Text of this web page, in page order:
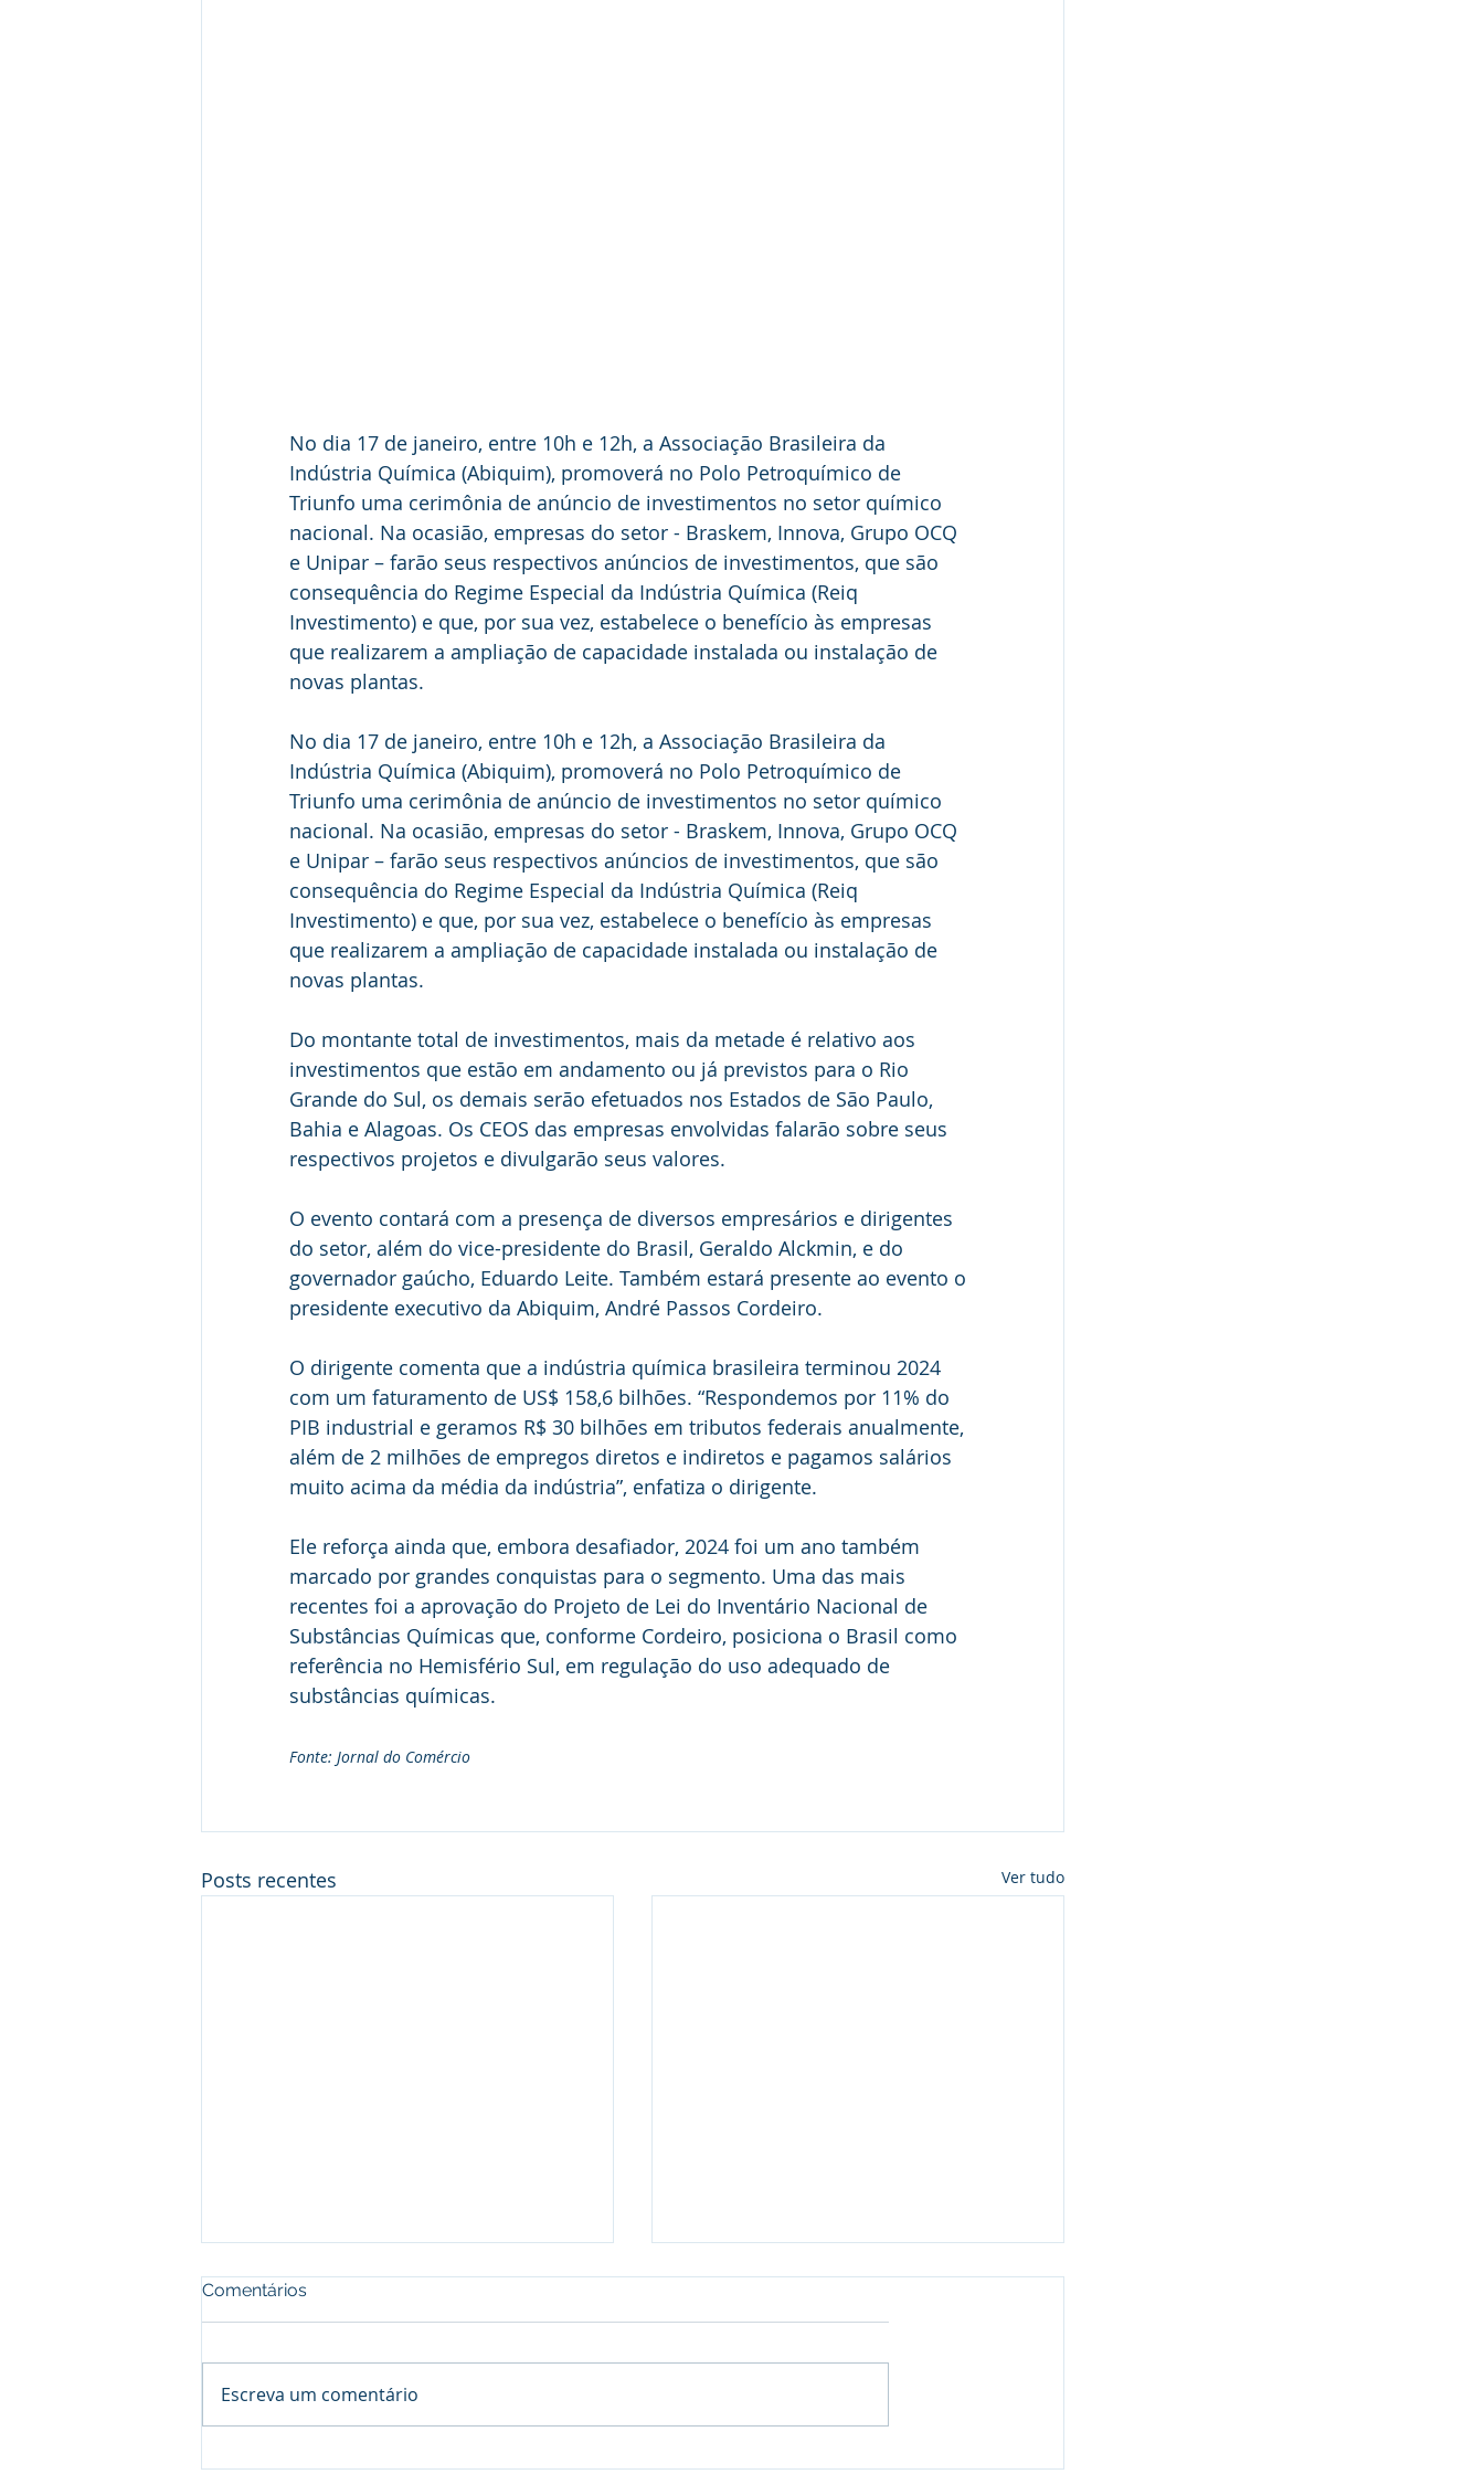
No dia 17 de janeiro, entre 10h e 12h, a Associação Brasileira da
Indústria Química (Abiquim), promoverá no Polo Petroquímico de
Triunfo uma cerimônia de anúncio de investimentos no setor químico
nacional. Na ocasião, empresas do setor - Braskem, Innova, Grupo OCQ
e Unipar – farão seus respectivos anúncios de investimentos, que são
consequência do Regime Especial da Indústria Química (Reiq
Investimento) e que, por sua vez, estabelece o benefício às empresas
que realizarem a ampliação de capacidade instalada ou instalação de
novas plantas.
No dia 17 de janeiro, entre 10h e 12h, a Associação Brasileira da
Indústria Química (Abiquim), promoverá no Polo Petroquímico de
Triunfo uma cerimônia de anúncio de investimentos no setor químico
nacional. Na ocasião, empresas do setor - Braskem, Innova, Grupo OCQ
e Unipar – farão seus respectivos anúncios de investimentos, que são
consequência do Regime Especial da Indústria Química (Reiq
Investimento) e que, por sua vez, estabelece o benefício às empresas
que realizarem a ampliação de capacidade instalada ou instalação de
novas plantas.
Do montante total de investimentos, mais da metade é relativo aos
investimentos que estão em andamento ou já previstos para o Rio
Grande do Sul, os demais serão efetuados nos Estados de São Paulo,
Bahia e Alagoas. Os CEOS das empresas envolvidas falarão sobre seus
respectivos projetos e divulgarão seus valores.
O evento contará com a presença de diversos empresários e dirigentes
do setor, além do vice-presidente do Brasil, Geraldo Alckmin, e do
governador gaúcho, Eduardo Leite. Também estará presente ao evento o
presidente executivo da Abiquim, André Passos Cordeiro.
O dirigente comenta que a indústria química brasileira terminou 2024
com um faturamento de US$ 158,6 bilhões. “Respondemos por 11% do
PIB industrial e geramos R$ 30 bilhões em tributos federais anualmente,
além de 2 milhões de empregos diretos e indiretos e pagamos salários
muito acima da média da indústria”, enfatiza o dirigente.
Ele reforça ainda que, embora desafiador, 2024 foi um ano também
marcado por grandes conquistas para o segmento. Uma das mais
recentes foi a aprovação do Projeto de Lei do Inventário Nacional de
Substâncias Químicas que, conforme Cordeiro, posiciona o Brasil como
referência no Hemisfério Sul, em regulação do uso adequado de
substâncias químicas.
Fonte: Jornal do Comércio
Posts recentes Ver tudo
Comentários
Escreva um comentário